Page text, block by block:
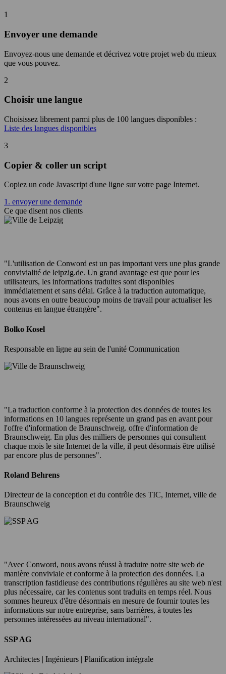
1
Envoyer une demande
Envoyez-nous une demande et décrivez votre projet web du mieux
que vous pouvez.
2
Choisir une langue
Choisissez librement parmi plus de 100 langues disponibles :
Liste des langues disponibles
3
Copier & coller un script
Copiez un code Javascript d'une ligne sur votre page Internet.
1. envoyer une demande
Ce que disent nos clients
"L'utilisation de Conword est un pas important vers une plus grande
convivialité de leipzig.de. Un grand avantage est que pour les
utilisateurs, les informations traduites sont disponibles
immédiatement et sans délai. Grâce à la traduction automatique,
nous avons en outre beaucoup moins de travail pour actualiser les
contenus en langue étrangère".
Bolko Kosel
Responsable en ligne au sein de l'unité Communication
"La traduction conforme à la protection des données de toutes les
informations en 10 langues représente un grand pas en avant pour
l'offre d'information de Braunschweig. offre d'information de
Braunschweig. En plus des milliers de personnes qui consultent
chaque mois le site Internet de la ville, il peut désormais être utilisé
par encore plus de personnes".
Roland Behrens
Directeur de la conception et du contrôle des TIC, Internet, ville de
Braunschweig
"Avec Conword, nous avons réussi à traduire notre site web de
manière conviviale et conforme à la protection des données. La
transcription fastidieuse des contributions régulières au site web n'est
plus nécessaire, car les contenus sont traduits en temps réel. Nous
sommes heureux d'être désormais en mesure de fournir toutes les
informations sur notre entreprise, sans barrières, à toutes les
personnes intéressées au niveau international".
SSP AG
Architectes | Ingénieurs | Planification intégrale